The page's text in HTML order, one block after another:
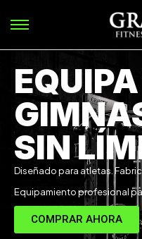
SIN
Diseñado para atletas.
Equipamiento profesional
COMPRAR AHORA